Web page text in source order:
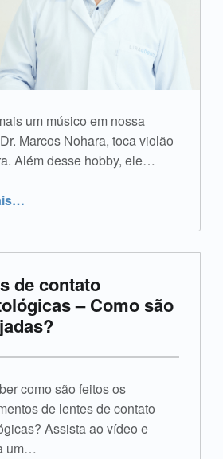
um músico em nossa
Marcos Nohara, toca violão
Além desse hobby, ele…
…
de contato
– Como são
como são feitos os
de lentes de contato
Assista ao vídeo e
um…